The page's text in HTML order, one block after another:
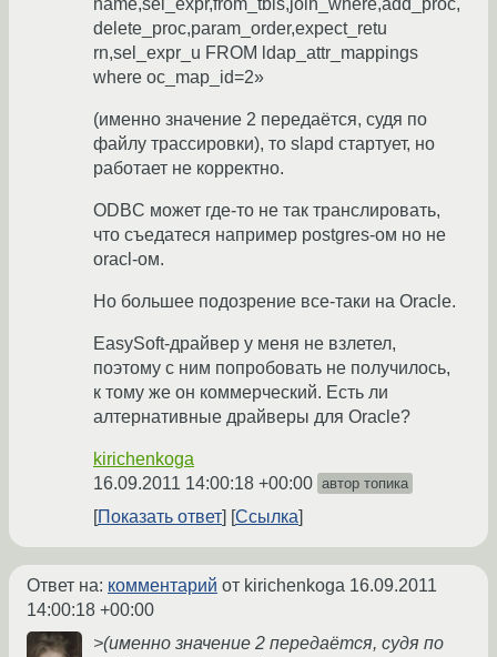
name,sel_expr,from_tbls,join_where,add_proc,
delete_proc,param_order,expect_retu
rn,sel_expr_u FROM ldap_attr_mappings
where oc_map_id=2»
(именно значение 2 передаётся, судя по
файлу трассировки), то slapd стартует, но
работает не корректно.
ODBC может где-то не так транслировать,
что съедатеся например postgres-ом но не
oracl-ом.
Но большее подозрение все-таки на Oracle.
EasySoft-драйвер у меня не взлетел,
поэтому с ним попробовать не получилось,
к тому же он коммерческий. Есть ли
алтернативные драйверы для Oracle?
kirichenkoga
16.09.2011 14:00:18 +00:00 автор топика
Показать ответ Ссылка
Ответ на: комментарий от kirichenkoga 16.09.2011
14:00:18 +00:00
>(именно значение 2 передаётся, судя по